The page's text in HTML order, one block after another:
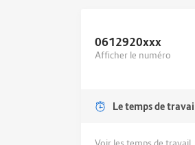
0612920xxx
Afficher le numéro
Le temps de